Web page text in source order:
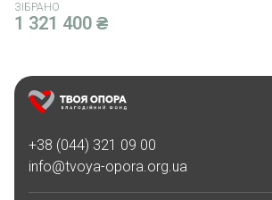
ЗІБРАНО
1 321 400 ₴
+38 (044) 321 09 00
info@tvoya-opora.org.ua